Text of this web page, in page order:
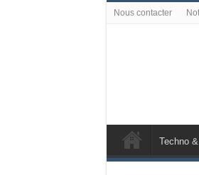
Nous contacter
Techno